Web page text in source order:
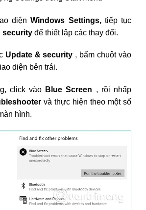
diệnWindows Settings, tiếp tục
security để thiết lập các thay đổi.
Update & security , bấm chuột vào
diện bên trái.
click vào Blue Screen , rồi nhấp
và thực hiện theo một số
hình.